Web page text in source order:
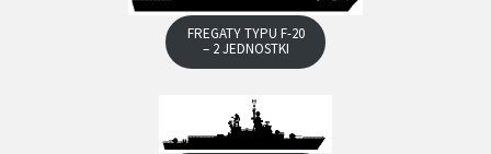
FREGATY TYPU F-20
– 2 JEDNOSTKI